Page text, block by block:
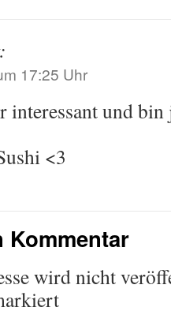
17:25 Uhr
interessant und bin
<3
Kommentar
wird nicht